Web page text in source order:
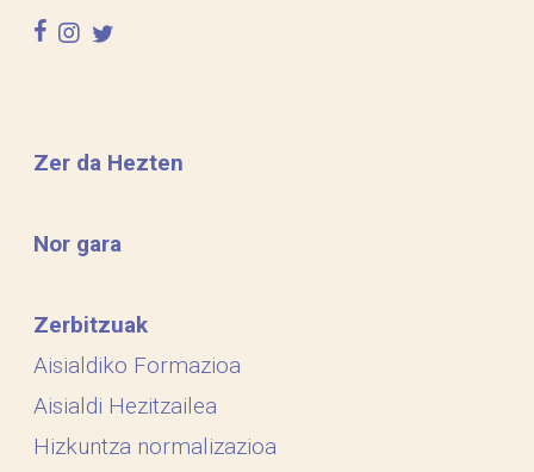
facebook
instagram
twitter
Zer da Hezten
Nor gara
Zerbitzuak
Aisialdiko Formazioa
Aisialdi Hezitzailea
Hizkuntza normalizazioa